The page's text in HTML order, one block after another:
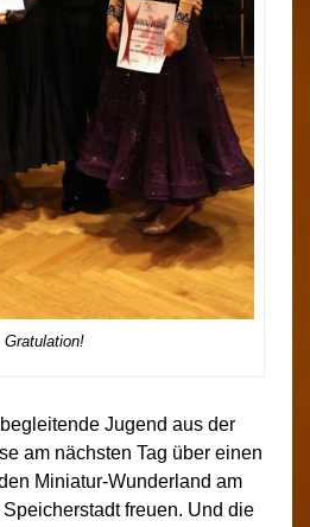
Gratulation!
Jugend aus der
am nächsten Tag über einen
Miniatur-Wunderland am
freuen. Und die